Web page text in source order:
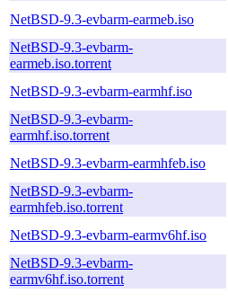
NetBSD-9.3-evbarm-earmeb.iso
NetBSD-9.3-evbarm-
earmeb.iso.torrent
NetBSD-9.3-evbarm-earmhf.iso
NetBSD-9.3-evbarm-
earmhf.iso.torrent
NetBSD-9.3-evbarm-earmhfeb.iso
NetBSD-9.3-evbarm-
earmhfeb.iso.torrent
NetBSD-9.3-evbarm-earmv6hf.iso
NetBSD-9.3-evbarm-
earmv6hf.iso.torrent